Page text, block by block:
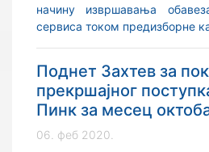
начину извршавања
сервиса током предизборне
Поднет Захтев за
прекршајног
Пинк за месец
06. феб 2020.